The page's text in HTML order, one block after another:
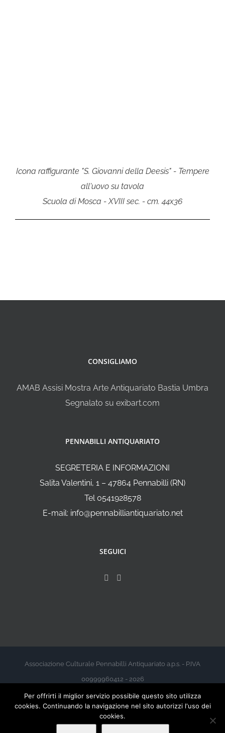
Icona raffigurante "S. Giovanni della Deesis" - Tempere
all'uovo su tavola
Scuola di Mosca - XVIII sec. - cm. 44x36
CONSIGLIAMO
AMAB Assisi Mostra Arte Antiquariato Bastia Umbra
Segnalato su exibart.com
PENNABILLI ANTIQUARIATO
SEGRETERIA E INFORMAZIONI
Salita Valentini, 1 – 47864 Pennabilli (RN)
Tel 0541928578
E-mail: info@pennabilliantiquariato.net
SEGUICI
Associazione Culturale Pennabilli Antiquariato a.p.s. - P.IVA
00999960412 - 2026
Per offrirti il miglior servizio possibile questo sito utilizza
cookies. Continuando la navigazione nel sito autorizzi l'uso dei
cookies.